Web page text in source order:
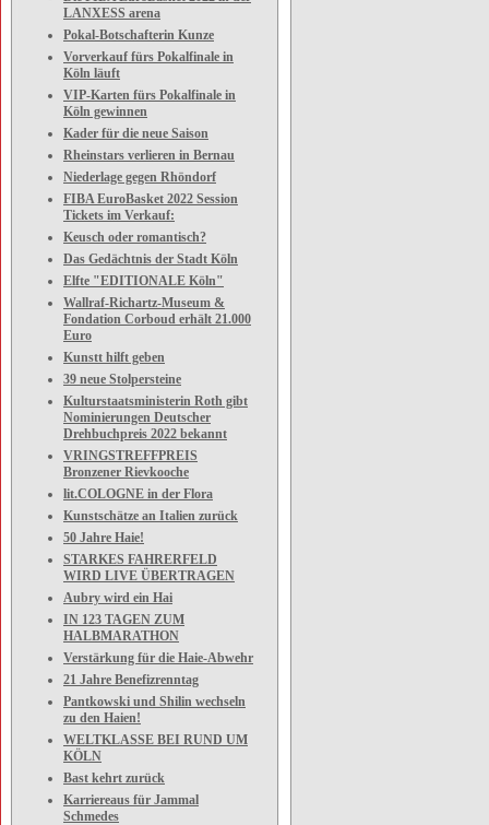
LANXESS arena
Pokal-Botschafterin Kunze
Vorverkauf fürs Pokalfinale in
Köln läuft
VIP-Karten fürs Pokalfinale in
Köln gewinnen
Kader für die neue Saison
Rheinstars verlieren in Bernau
Niederlage gegen Rhöndorf
FIBA EuroBasket 2022 Session
Tickets im Verkauf:
Keusch oder romantisch?
Das Gedächtnis der Stadt Köln
Elfte "EDITIONALE Köln"
Wallraf-Richartz-Museum &
Fondation Corboud erhält 21.000
Euro
Kunstt hilft geben
39 neue Stolpersteine
Kulturstaatsministerin Roth gibt
Nominierungen Deutscher
Drehbuchpreis 2022 bekannt
VRINGSTREFFPREIS
Bronzener Rievkooche
lit.COLOGNE in der Flora
Kunstschätze an Italien zurück
50 Jahre Haie!
STARKES FAHRERFELD
WIRD LIVE ÜBERTRAGEN
Aubry wird ein Hai
IN 123 TAGEN ZUM
HALBMARATHON
Verstärkung für die Haie-Abwehr
21 Jahre Benefizrenntag
Pantkowski und Shilin wechseln
zu den Haien!
WELTKLASSE BEI RUND UM
KÖLN
Bast kehrt zurück
Karriereaus für Jammal
Schmedes